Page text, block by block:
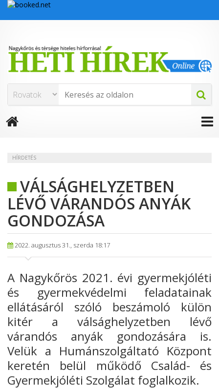
HÍRDETÉS
VÁLSÁGHELYZETBEN
LÉVŐ VÁRANDÓS ANYÁK
GONDOZÁSA
2022. augusztus 31., szerda 18:17
A Nagykőrös 2021. évi gyermekjóléti
és gyermekvédelmi feladatainak
ellátásáról szóló beszámoló külön
kitér a válsághelyzetben lévő
várandós anyák gondozására is.
Velük a Humánszolgáltató Központ
keretén belül működő Család- és
Gyermekjóléti Szolgálat foglalkozik.